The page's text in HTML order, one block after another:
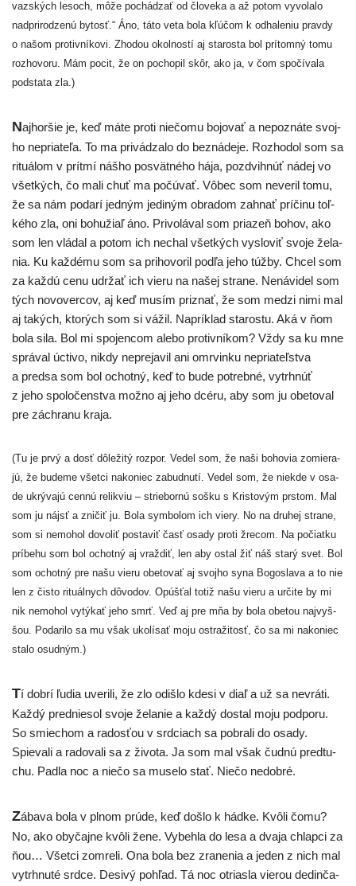
vaz­ských lesoch, môže pochá­dzať od člo­ve­ka a až potom vyvo­la­lo
nad­pri­ro­dze­nú bytosť.“ Áno, táto veta bola kľú­čom k odha­le­niu prav­dy
o našom pro­tiv­ní­ko­vi. Zhodou okol­nos­tí aj sta­ros­ta bol prí­tom­ný tomu
roz­ho­vo­ru. Mám pocit, že on pocho­pil skôr, ako ja, v čom spo­čí­va­la
pod­sta­ta zla.)
Najhor­šie je, keď máte pro­ti nie­čo­mu bojo­vať a nepoz­ná­te svoj­
ho nepria­te­ľa. To ma pri­vá­dza­lo do bez­ná­de­je. Rozhodol som sa
ritu­álom v prít­mí náš­ho posvät­né­ho hája, poz­dvi­hnúť nádej vo
všet­kých, čo mali chuť ma počú­vať. Vôbec som neve­ril tomu,
že sa nám poda­rí jed­ným jedi­ným obra­dom zahnať prí­či­nu toľ­
ké­ho zla, oni bohu­žiaľ áno. Privolával som pria­zeň bohov, ako
som len vlá­dal a potom ich nechal všet­kých vyslo­viť svo­je žela­
nia. Ku kaž­dé­mu som sa pri­ho­vo­ril pod­ľa jeho túž­by. Chcel som
za kaž­dú cenu udr­žať ich vie­ru na našej stra­ne. Nenávidel som
tých novo­ver­cov, aj keď musím pri­znať, že som medzi nimi mal
aj takých, kto­rých som si vážil. Napríklad sta­ros­tu. Aká v ňom
bola sila. Bol mi spo­jen­com ale­bo pro­tiv­ní­kom? Vždy sa ku mne
sprá­val úcti­vo, nikdy nepre­ja­vil ani omr­vin­ku nepria­teľ­stva
a pred­sa som bol ochot­ný, keď to bude potreb­né, vytr­hnúť
z jeho spo­lo­čen­stva mož­no aj jeho dcé­ru, aby som ju obe­to­val
pre záchra­nu kraja.
(Tu je prvý a dosť dôle­ži­tý roz­por. Vedel som, že naši boho­via zomie­ra­
jú, že bude­me všet­ci nako­niec zabud­nu­tí. Vedel som, že nie­kde v osa­
de ukrý­va­jú cen­nú relik­viu – strie­bor­nú soš­ku s Kristovým prs­tom. Mal
som ju nájsť a zni­čiť ju. Bola sym­bo­lom ich vie­ry. No na dru­hej stra­ne,
som si nemo­hol dovo­liť posta­viť časť osa­dy pro­ti žre­com. Na počiat­ku
prí­be­hu som bol ochot­ný aj vraž­diť, len aby ostal žiť náš sta­rý svet. Bol
som ochot­ný pre našu vie­ru obe­to­vať aj svoj­ho syna Bogoslava a to nie
len z čis­to ritu­ál­nych dôvo­dov. Opúšťal totiž našu vie­ru a urči­te by mi
nik nemo­hol vytý­kať jeho smrť. Veď aj pre mňa by bola obe­tou naj­vyš­
šou. Podarilo sa mu však uko­lí­sať moju ostra­ži­tosť, čo sa mi nako­niec
sta­lo osudným.)
Tí dob­rí ľudia uve­ri­li, že zlo odiš­lo kde­si v diaľ a už sa nevrá­ti.
Každý pred­nie­sol svo­je žela­nie a kaž­dý dostal moju pod­po­ru.
So smie­chom a rados­ťou v srd­ciach sa pobra­li do osa­dy.
Spievali a rado­va­li sa z živo­ta. Ja som mal však čud­nú pred­tu­
chu. Padla noc a nie­čo sa muse­lo stať. Niečo nedobré.
Zába­va bola v plnom prú­de, keď doš­lo k hád­ke. Kvôli čomu?
No, ako oby­čaj­ne kvô­li žene. Vybehla do lesa a dva­ja chlap­ci za
ňou… Všetci zomre­li. Ona bola bez zra­ne­nia a jeden z nich mal
vytr­hnu­té srd­ce. Desivý pohľad. Tá noc otrias­la vie­rou dedin­ča­